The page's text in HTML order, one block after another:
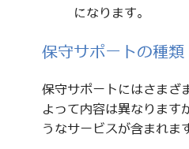
になります。
保守サポートの種類
保守サポートにはさまざ
よって内容は異なります
うなサービスが含まれま